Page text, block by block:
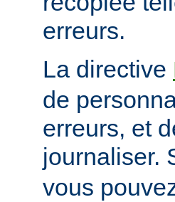
erreurs.
La directive
de
erreurs, et
journaliser.
vous